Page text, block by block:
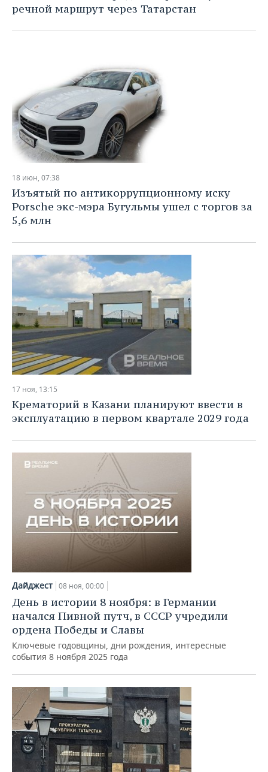
речной маршрут через Татарстан
18 июн, 07:38
Изъятый по антикоррупционному иску
Porsche экс-мэра Бугульмы ушел с торгов за
5,6 млн
17 ноя, 13:15
Крематорий в Казани планируют ввести в
эксплуатацию в первом квартале 2029 года
Дайджест 08 ноя, 00:00
День в истории 8 ноября: в Германии
начался Пивной путч, в СССР учредили
ордена Победы и Славы
Ключевые годовщины, дни рождения, интересные
события 8 ноября 2025 года